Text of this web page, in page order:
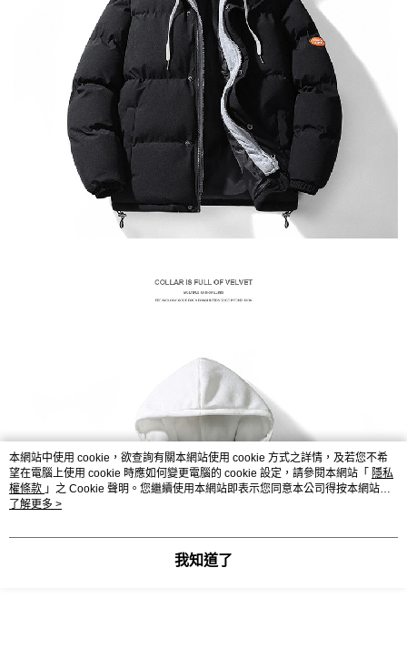
本網站中使用 cookie，欲查詢有關本網站使用 cookie 方式之詳情，及若您不希
望在電腦上使用 cookie 時應如何變更電腦的 cookie 設定，請參閱本網站「 隱私
權條款 」之 Cookie 聲明。您繼續使用本網站即表示您同意本公司得按本網站使
用條款之 Cookie 聲明使用 cookie。
了解更多 >
我知道了